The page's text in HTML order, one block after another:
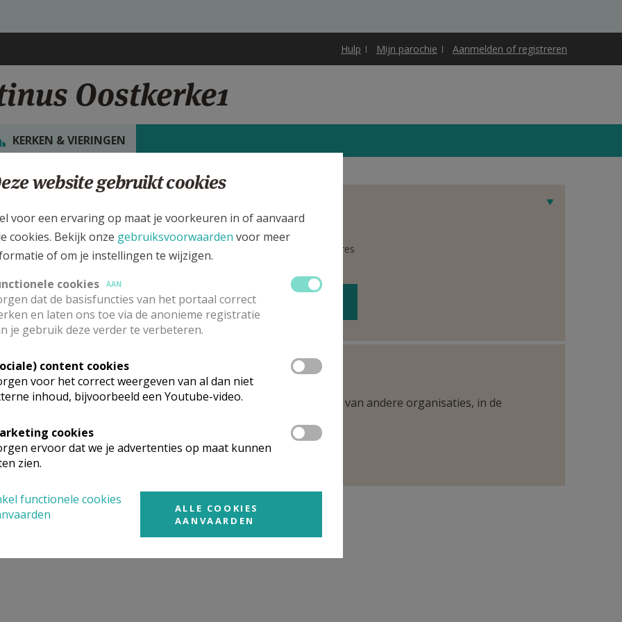
Hulp Mijn parochie Aanmelden of registreren
Oostkerke1
KERKEN & VIERINGEN
kerk vinden geen weekendvieringen plaats. Bekijk de details voor het adres
de kerk, alsook een lijst met kerken in de buurt.
ALLE DETAILS TONEN
gevonden wat je zocht? Hier vind je links naar kerken, eventueel van andere organisaties, in de
in of nabijOOSTKERKE1
website gebruikt cookies
voor een ervaring op maat je voorkeuren in of aanvaard
cookies. Bekijk onze gebruiksvoorwaarden voor meer
of om je instellingen te wijzigen.
cookies
AAN
dat de basisfuncties van het portaal correct
en laten ons toe via de anonieme registratie
je gebruik deze verder te verbeteren.
content cookies
voor het correct weergeven van al dan niet
inhoud, bijvoorbeeld een Youtube-video.
cookies
ervoor dat we je advertenties op maat kunnen
zien.
functionele cookies
ALLE COOKIES
AANVAARDEN